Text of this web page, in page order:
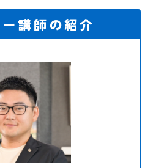
講師の紹介